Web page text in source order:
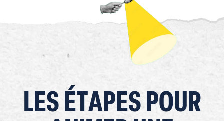
LES ÉTAPES POUR